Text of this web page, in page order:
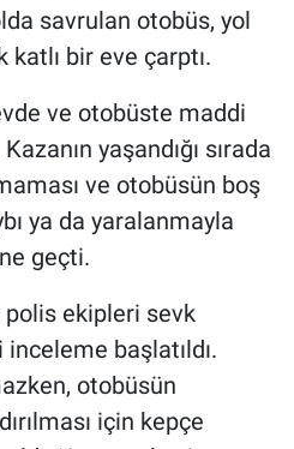
savrulan otobüs, yol
katlı bir eve çarptı.
ve otobüste maddi
yaşandığı sırada
ve otobüsün boş
ya da yaralanmayla
geçti.
ekipleri sevk
başlatıldı.
otobüsün
için kepçe